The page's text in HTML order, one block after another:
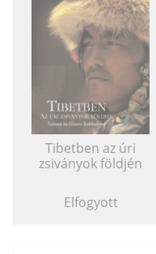
Tibetben az úri
zsiványok földjén
Elfogyott